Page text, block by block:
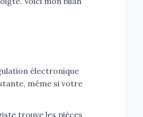
électronique
même si votre
trouve les pièces